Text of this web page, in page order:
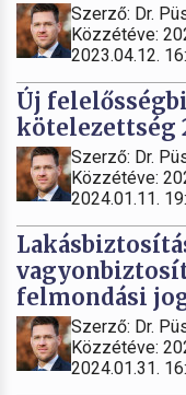
Szerző: Dr.
Közzétéve:
2023.04.12.
Új
kötelezettség
Szerző: Dr.
Közzétéve:
2024.01.11.
felmondási
Szerző: Dr.
Közzétéve:
2024.01.31.